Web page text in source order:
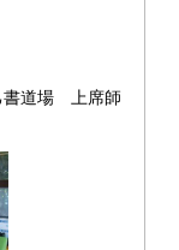
書道場 上席師